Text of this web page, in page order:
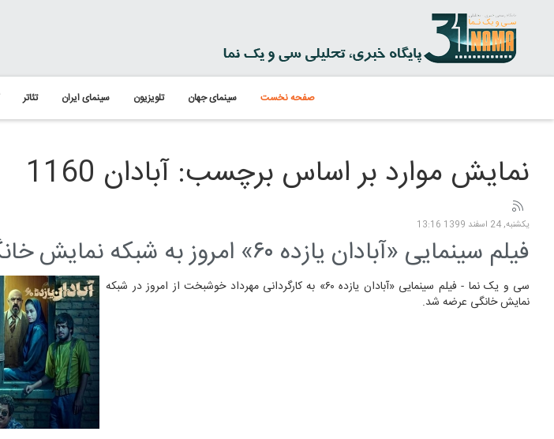
صفحه نخست سینمای جهان تلویزیون سینمای ایران تئاتر
نمایش موارد بر اساس برچسب: آبادان 1160
یکشنبه, 24 اسفند 1399 13:16
فیلم سینمایی «آبادان یازده ۶۰» امروز به شبکه نمایش خانگی می‌رسد
سی و یک نما - فیلم سینمایی «آبادان یازده ۶۰» به کارگردانی مهرداد خوشبخت از امروز در شبکه
نمایش خانگی عرضه شد.